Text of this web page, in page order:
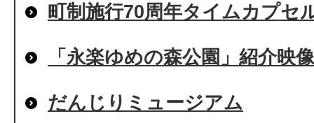
町制施行70周年タイムカプセ
「永楽ゆめの森公園」紹介映像
だんじりミュージアム